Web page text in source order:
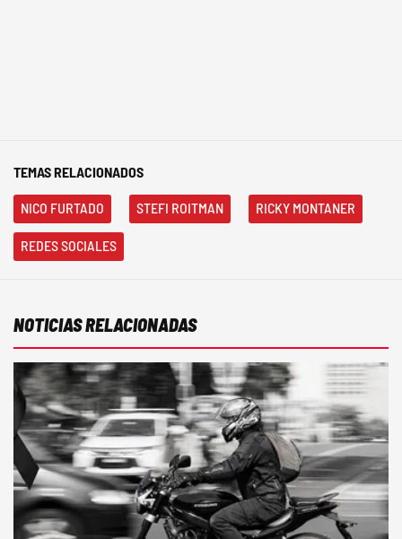
TEMAS RELACIONADOS
NICO FURTADO STEFI ROITMAN RICKY MONTANER
REDES SOCIALES
NOTICIAS RELACIONADAS